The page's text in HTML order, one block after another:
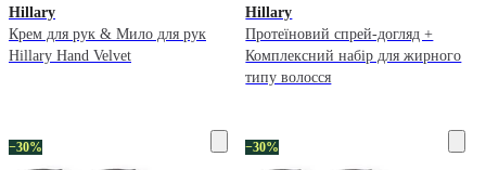
Hillary
Крем для рук & Мило для рук
Hillary Hand Velvet
Hillary
Протеїновий спрей-догляд +
Комплексний набір для жирного
типу волосся
−30% −30%